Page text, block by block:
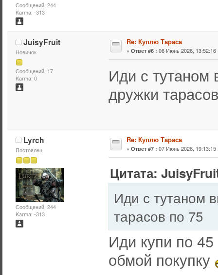
Сообщений: 244
Karma: -313
JuisyFruit
Новичок
Сообщений: 17
Karma: 0
Re: Куплю Тараса
« Ответ #6 : 06 Июнь 2026, 13:52:16
Иди с тутаном
дружки
Lyrch
Постоялец
Сообщений: 244
Karma: -313
Re: Куплю Тараса
« Ответ #7 : 07 Июнь 2026, 19:13:15
Цитата:
Иди с тутаном
тарасов по 75
Иди купи по
обмой покупку